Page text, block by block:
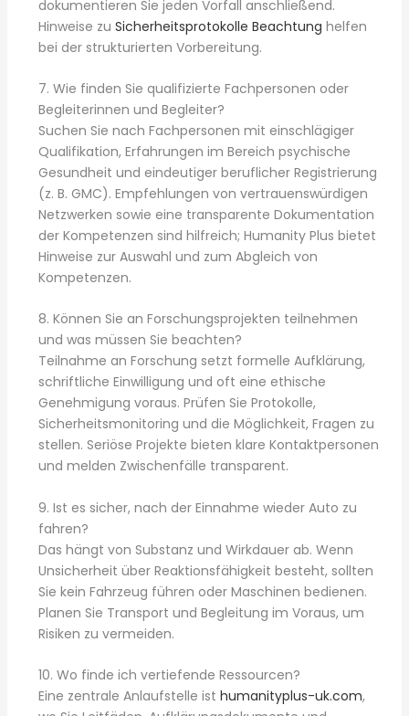
dokumentieren Sie jeden Vorfall anschließend.
Hinweise zu Sicherheitsprotokolle Beachtung helfen
bei der strukturierten Vorbereitung.
7. Wie finden Sie qualifizierte Fachpersonen oder
Begleiterinnen und Begleiter?
Suchen Sie nach Fachpersonen mit einschlägiger
Qualifikation, Erfahrungen im Bereich psychische
Gesundheit und eindeutiger beruflicher Registrierung
(z. B. GMC). Empfehlungen von vertrauenswürdigen
Netzwerken sowie eine transparente Dokumentation
der Kompetenzen sind hilfreich; Humanity Plus bietet
Hinweise zur Auswahl und zum Abgleich von
Kompetenzen.
8. Können Sie an Forschungsprojekten teilnehmen
und was müssen Sie beachten?
Teilnahme an Forschung setzt formelle Aufklärung,
schriftliche Einwilligung und oft eine ethische
Genehmigung voraus. Prüfen Sie Protokolle,
Sicherheitsmonitoring und die Möglichkeit, Fragen zu
stellen. Seriöse Projekte bieten klare Kontaktpersonen
und melden Zwischenfälle transparent.
9. Ist es sicher, nach der Einnahme wieder Auto zu
fahren?
Das hängt von Substanz und Wirkdauer ab. Wenn
Unsicherheit über Reaktionsfähigkeit besteht, sollten
Sie kein Fahrzeug führen oder Maschinen bedienen.
Planen Sie Transport und Begleitung im Voraus, um
Risiken zu vermeiden.
10. Wo finde ich vertiefende Ressourcen?
Eine zentrale Anlaufstelle ist humanityplus-uk.com,